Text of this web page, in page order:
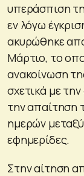
υπεράσπιση
εν λόγω
ακυρώθηκε
Μάρτιο, το
ανακοίνωση
σχετικά με
την απαίτηση
ημερών
εφημερίδες.
Στην αίτηση